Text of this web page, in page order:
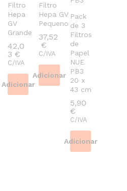
Filtro
Hepa
GV
Grande
42,0
3 €
C/IVA
Adicionar
Filtro
Hepa GV
Pequeno
37,52
€
C/IVA
Adicionar
Pack
de 3
Filtros
de
Papel
NUE
PB3
20 x
43 cm
5,90
€
C/IVA
Adicionar